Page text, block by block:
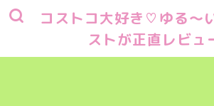
コストコ大好き♡ゆる～
ストが正直レビュ